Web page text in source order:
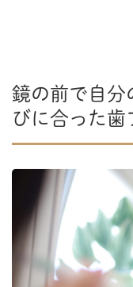
鏡の前で自分
びに合った歯